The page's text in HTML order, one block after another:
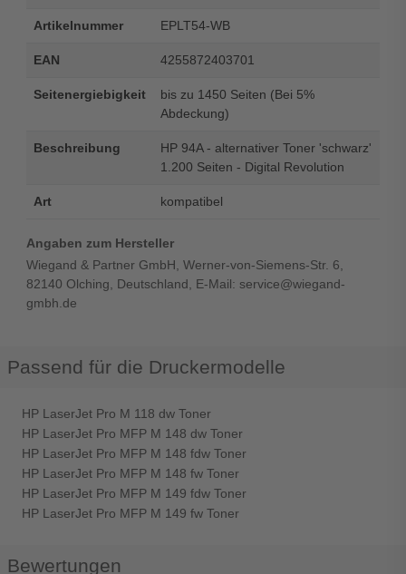
Artikelnummer EPLT54-WB
EAN 4255872403701
Seitenergiebigkeit
bis zu 1450 Seiten (Bei 5%
Abdeckung)
Beschreibung
HP 94A - alternativer Toner 'schwarz'
1.200 Seiten - Digital Revolution
Art kompatibel
Angaben zum Hersteller
Wiegand & Partner GmbH, Werner-von-Siemens-Str. 6,
82140 Olching, Deutschland, E-Mail: service@wiegand-
gmbh.de
Passend für die Druckermodelle
HP LaserJet Pro M 118 dw Toner
HP LaserJet Pro MFP M 148 dw Toner
HP LaserJet Pro MFP M 148 fdw Toner
HP LaserJet Pro MFP M 148 fw Toner
HP LaserJet Pro MFP M 149 fdw Toner
HP LaserJet Pro MFP M 149 fw Toner
Bewertungen